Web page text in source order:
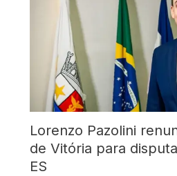
Lorenzo Pazolini
de Vitória para
ES